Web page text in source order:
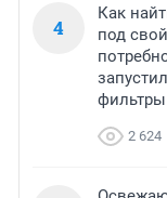
4
Как
под
фильтры
2 624